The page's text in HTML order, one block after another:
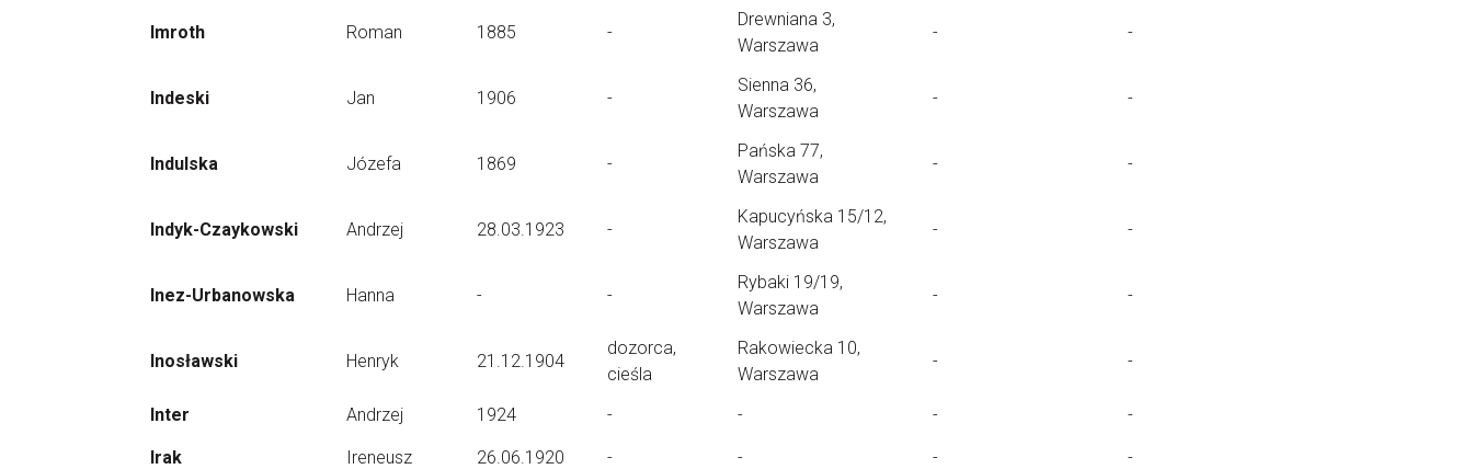
Imroth Roman 1885 -
Drewniana 3,
Warszawa
- -
Indeski Jan 1906 -
Sienna 36,
Warszawa
- -
Indulska Józefa 1869 -
Pańska 77,
Warszawa
- -
Indyk-Czaykowski Andrzej 28.03.1923 -
Kapucyńska 15/12,
Warszawa
- -
Inez-Urbanowska Hanna - -
Rybaki 19/19,
Warszawa
- -
Inosławski Henryk 21.12.1904
dozorca,
cieśla
Rakowiecka 10,
Warszawa
- -
Inter Andrzej 1924 - - - -
Irak Ireneusz 26.06.1920 - - - -